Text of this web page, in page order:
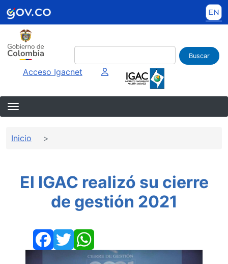
Pasar al contenido principal
Buscar
Acceso Igacnet Imagen interna
Sobrescribir enlaces de ayuda a la
Inicio
El IGAC realizó su cierre
de gestión 2021
Facebook
Twitter